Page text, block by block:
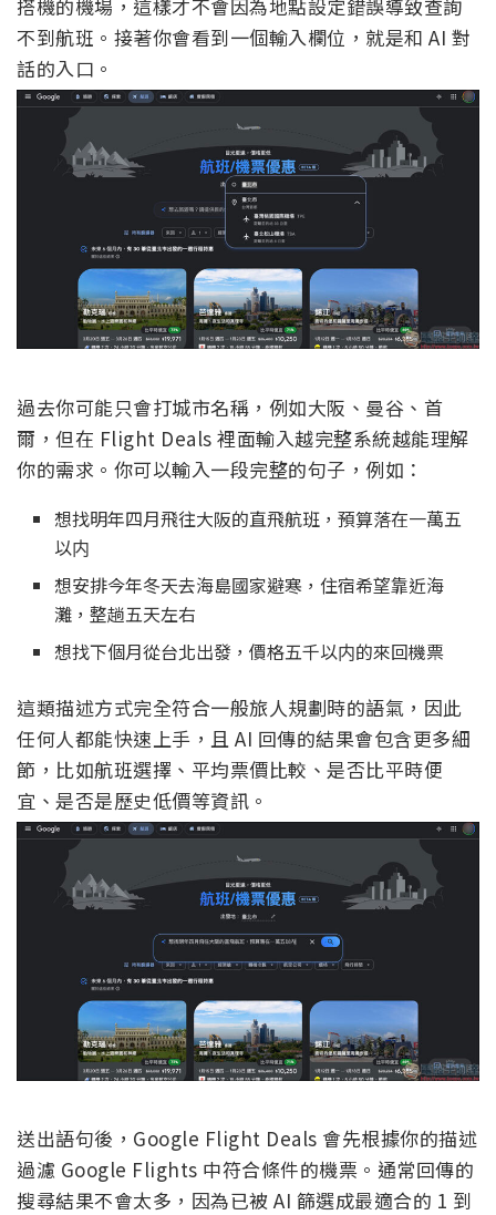
搭機的機場，這樣才不會因為地點設定錯誤導致查詢
不到航班。接著你會看到一個輸入欄位，就是和 AI 對
話的入口。
過去你可能只會打城市名稱，例如大阪、曼谷、首
爾，但在 Flight Deals 裡面輸入越完整系統越能理解
你的需求。你可以輸入一段完整的句子，例如：
想找明年四月飛往大阪的直飛航班，預算落在一萬五
以内
想安排今年冬天去海島國家避寒，住宿希望靠近海
灘，整趟五天左右
想找下個月從台北出發，價格五千以内的來回機票
這類描述方式完全符合一般旅人規劃時的語氣，因此
任何人都能快速上手，且 AI 回傳的結果會包含更多細
節，比如航班選擇、平均票價比較、是否比平時便
宜、是否是歷史低價等資訊。
送出語句後，Google Flight Deals 會先根據你的描述
過濾 Google Flights 中符合條件的機票。通常回傳的
搜尋結果不會太多，因為已被 AI 篩選成最適合的 1 到